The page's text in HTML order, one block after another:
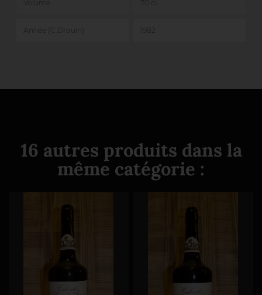
16 autres produits dans la
même catégorie :